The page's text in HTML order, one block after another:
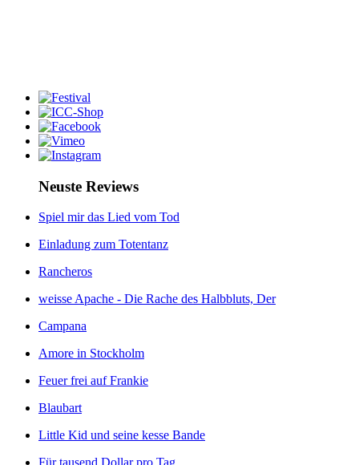
Neuste Reviews
Spiel mir das Lied vom Tod
Einladung zum Totentanz
Rancheros
weisse Apache - Die Rache des Halbbluts, Der
Campana
Amore in Stockholm
Feuer frei auf Frankie
Blaubart
Little Kid und seine kesse Bande